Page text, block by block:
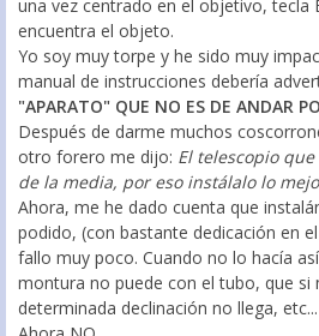
una vez centrado en el objetivo, tecla
encuentra el objeto.
Yo soy muy torpe y he sido muy
manual de instrucciones debería
"APARATO" QUE NO ES DE ANDAR
Después de darme muchos
otro forero me dijo: El telescopio
de la media, por eso instálalo lo
Ahora, me he dado cuenta que
podido, (con bastante dedicación en el
fallo muy poco. Cuando no lo hacía
montura no puede con el tubo, que si
determinada declinación no llega, etc...